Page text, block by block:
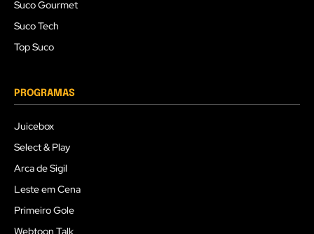
Suco Gourmet
Suco Tech
Top Suco
PROGRAMAS
Juicebox
Select & Play
Arca de Sigil
Leste em Cena
Primeiro Gole
Webtoon Talk